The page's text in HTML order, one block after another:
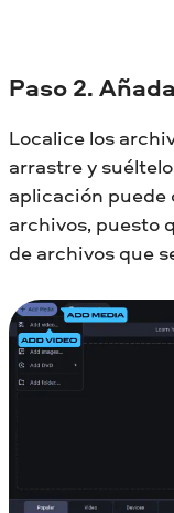
Paso 2.
Localice los
arrastre y
aplicación
archivos, puesto
de archivos que